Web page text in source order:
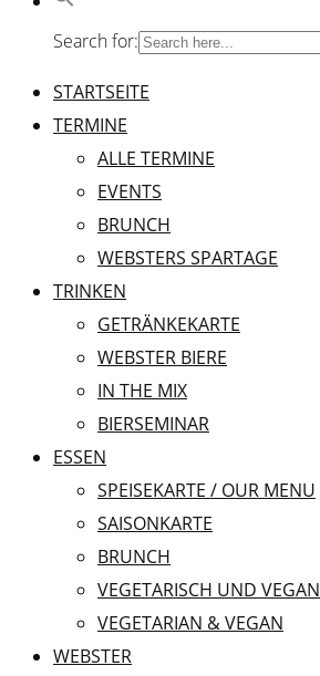
Search for:
STARTSEITE
TERMINE
ALLE TERMINE
EVENTS
BRUNCH
WEBSTERS SPARTAGE
TRINKEN
GETRÄNKEKARTE
WEBSTER BIERE
IN THE MIX
BIERSEMINAR
ESSEN
SPEISEKARTE / OUR MENU
SAISONKARTE
BRUNCH
VEGETARISCH UND VEGAN
VEGETARIAN & VEGAN
WEBSTER